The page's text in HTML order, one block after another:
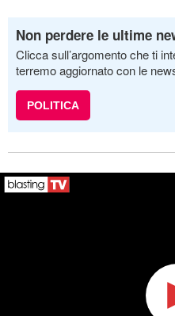
Non perdere le ultime
Clicca sull’argomento che ti
terremo aggiornato con le
POLITICA